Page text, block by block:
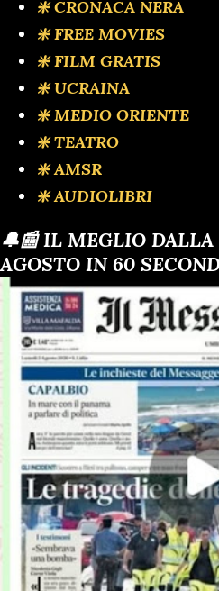
❇️ CRONACA NERA
❇️ FREE MOVIES
❇️ FILM GRATIS
❇️ UCRAINA
❇️ MEDIO ORIENTE
❇️ TEATRO
❇️ AMSR
❇️ AUDIOLIBRI
🔔📰 IL MEGLIO DALLA
AGOSTO IN 60